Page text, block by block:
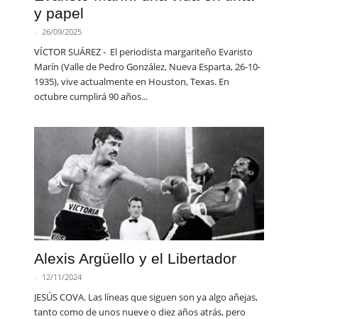
y papel
- 26/09/2025
VÍCTOR SUÁREZ - El periodista margariteño Evaristo
Marín (Valle de Pedro González, Nueva Esparta, 26-10-
1935), vive actualmente en Houston, Texas. En
octubre cumplirá 90 años...
Alexis Argüello y el Libertador
- 12/11/2024
JESÚS COVA. Las líneas que siguen son ya algo añejas,
tanto como de unos nueve o diez años atrás, pero